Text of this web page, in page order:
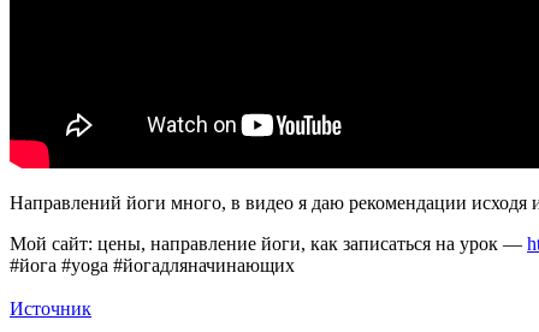
Направлений йоги много, в видео я даю рекомендации исходя
Мой сайт: цены, направление йоги, как записаться на урок —
#йога​ #yoga​ #йогадляначинающих
Источник